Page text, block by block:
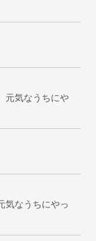
元気なうちにや
気なうちにやっ